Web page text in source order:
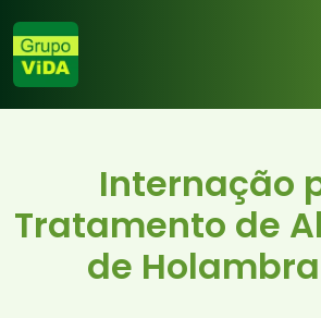
Internação
Tratamento de
de